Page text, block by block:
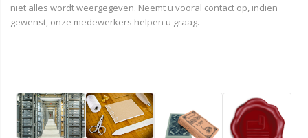
niet alles wordt weergegeven. Neemt u vooral contact op, indien
gewenst, onze medewerkers helpen u graag.